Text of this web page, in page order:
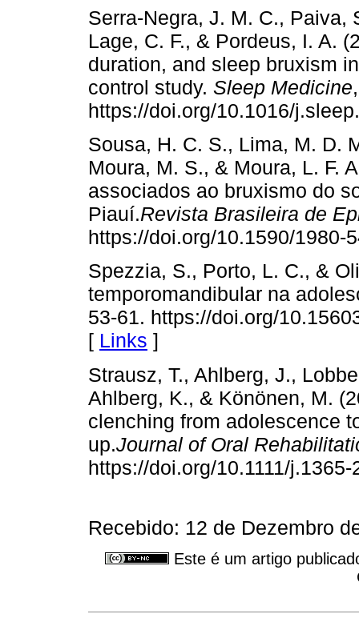
Serra-Negra, J. M. C., Paiva,
Lage, C. F., & Pordeus, I. A.
duration, and sleep bruxism
control study. Sleep Medicine
https://doi.org/10.1016/
Sousa, H. C. S., Lima, M. D.
Moura, M. S., & Moura, L. F.
associados ao bruxismo do
Piauí.Revista Brasileira de
https://doi.org/10.1590/1980-
Spezzia, S., Porto, L. C., &
temporomandibular na
53-61. https://doi.org/
[ Links ]
Strausz, T., Ahlberg, J.,
Ahlberg, K., & Könönen, M.
clenching from adolescence
up.Journal of Oral
https://doi.org/10.1111/
Recebido: 12 de Dezembro
Este é um artigo